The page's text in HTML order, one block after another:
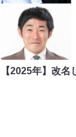
【2025年】改